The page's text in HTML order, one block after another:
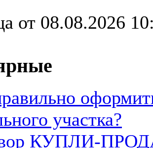
от 08.08.2026
участка?
КУПЛИ-